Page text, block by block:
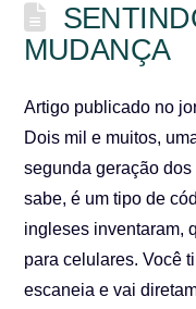
MUDANÇA
Artigo publicado no
Dois mil e muitos,
segunda geração
sabe, é um tipo de
ingleses inventaram,
para celulares. Você
escaneia e vai